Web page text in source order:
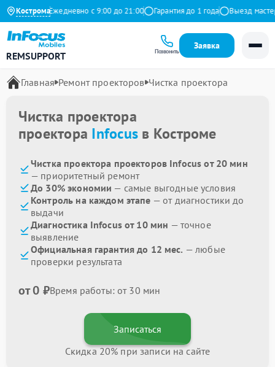
Кострома
Яндекс Ежедневно с 9:00 до 21:00 Гарантия до 1 года Выезд
REMSUPPORT Позвонить
Заявка
Главная Ремонт проекторов Чистка проектора
Чистка проектора
проектора Infocus в Костроме
Чистка проектора проекторов Infocus от 20 мин
— приоритетный ремонт
До 30% экономии — самые выгодные условия
Контроль на каждом этапе — от диагностики до
выдачи
Диагностика Infocus от 10 мин — точное
выявление
Официальная гарантия до 12 мес. — любые
проверки результата
от 0 ₽Время работы: от 30 мин
Записаться
Скидка 20% при записи на сайте